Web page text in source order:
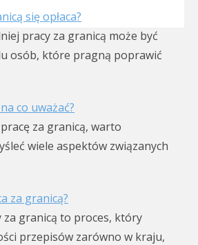
się opłaca?
pracy za granicą może być
osób, które pragną poprawić
co uważać?
za granicą, warto
wiele aspektów związanych
za granicą?
za granicą to proces, który
przepisów zarówno w kraju,